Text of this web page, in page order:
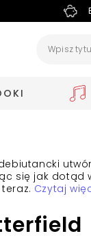
się jak dotąd
Czytaj